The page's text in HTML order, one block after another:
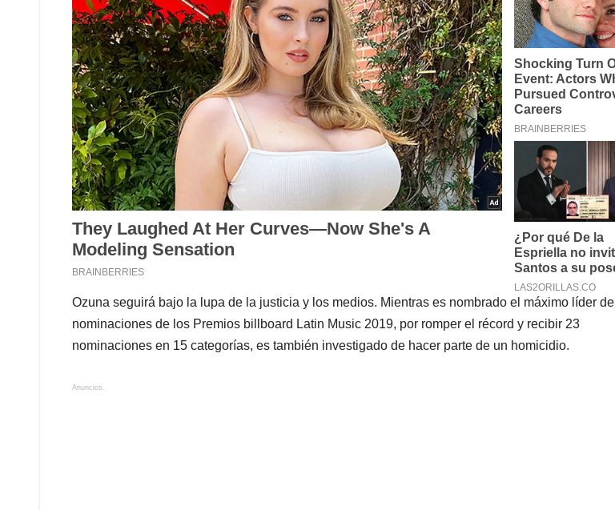
Ozuna seguirá bajo la lupa de la justicia y los medios. Mientras es nombrado el máximo líder de
nominaciones de los Premios billboard Latin Music 2019, por romper el récord y recibir 23
nominaciones en 15 categorías, es también investigado de hacer parte de un homicidio.
Anuncios.